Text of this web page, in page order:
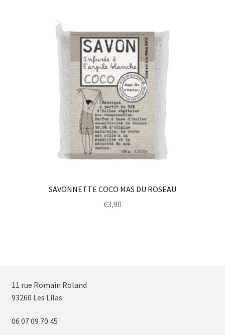
SAVONNETTE COCO MAS DU ROSEAU
€3,90
11 rue Romain Roland
93260 Les Lilas
06 07 09 70 45